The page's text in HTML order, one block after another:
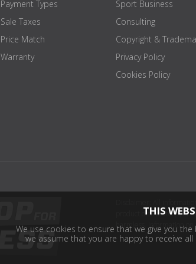
Payment Types
Sale Taxes
Price Match
Warranty
Sport Business
Consulting
Copyright &
Privacy Policy
Cookies Policy
product distributor(s) or
harmless. Information
THIS
We use cookies to ensure that we give you
we assume that you are happy to receive